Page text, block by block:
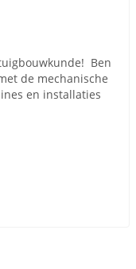
Ben
de mechanische
en installaties